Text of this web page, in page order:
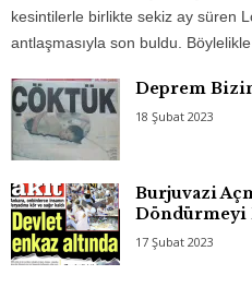
kesintilerle birlikte sekiz ay süren
antlaşmasıyla son buldu.
Deprem
18 Şubat 2023
Burjuvazi
Döndürmeyi
17 Şubat 2023